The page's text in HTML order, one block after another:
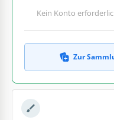
Kein Konto
Zur